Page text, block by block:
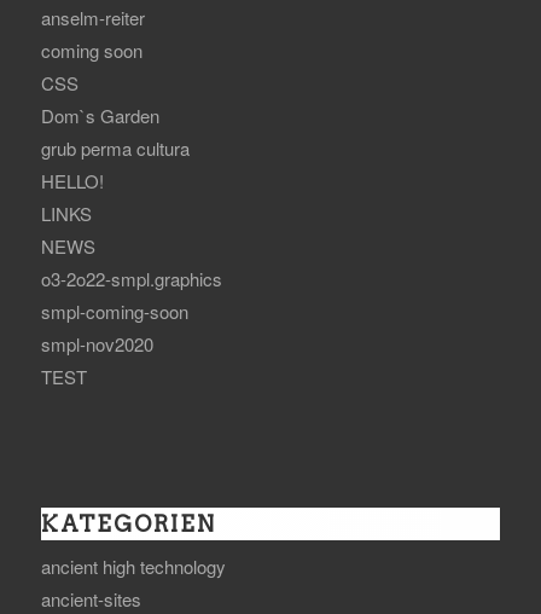
anselm-reiter
coming soon
CSS
Dom`s Garden
grub perma cultura
HELLO!
LINKS
NEWS
o3-2o22-smpl.graphics
smpl-coming-soon
smpl-nov2020
TEST
KATEGORIEN
ancient high technology
ancient-sites